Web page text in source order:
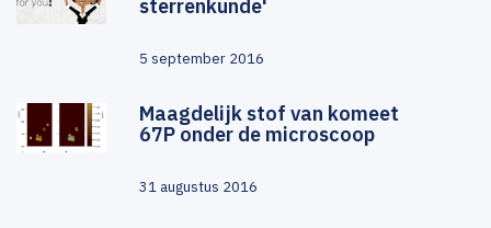
sterrenkunde'
5 september 2016
Maagdelijk stof van komeet
67P onder de microscoop
31 augustus 2016